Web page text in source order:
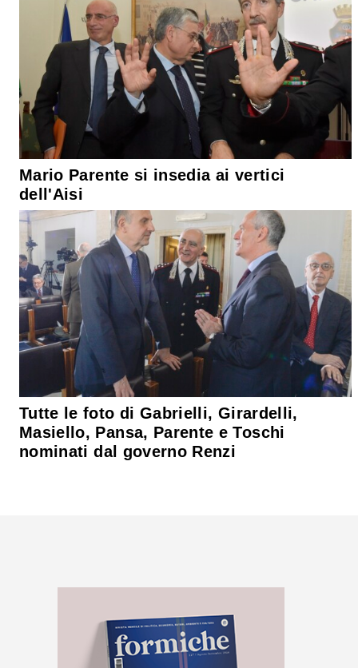
Mario Parente si insedia ai vertici
dell'Aisi
Tutte le foto di Gabrielli, Girardelli,
Masiello, Pansa, Parente e Toschi
nominati dal governo Renzi